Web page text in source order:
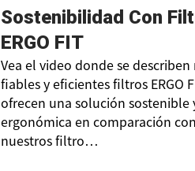
Sostenibilidad Con
ERGO FIT
Vea el video donde se
fiables y eficientes filtros ERGO
ofrecen una solución sostenible
ergonómica en comparación con
nuestros filtro…